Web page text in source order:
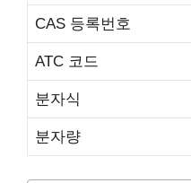
CAS 등록번호
ATC 코드
분자식
분자량